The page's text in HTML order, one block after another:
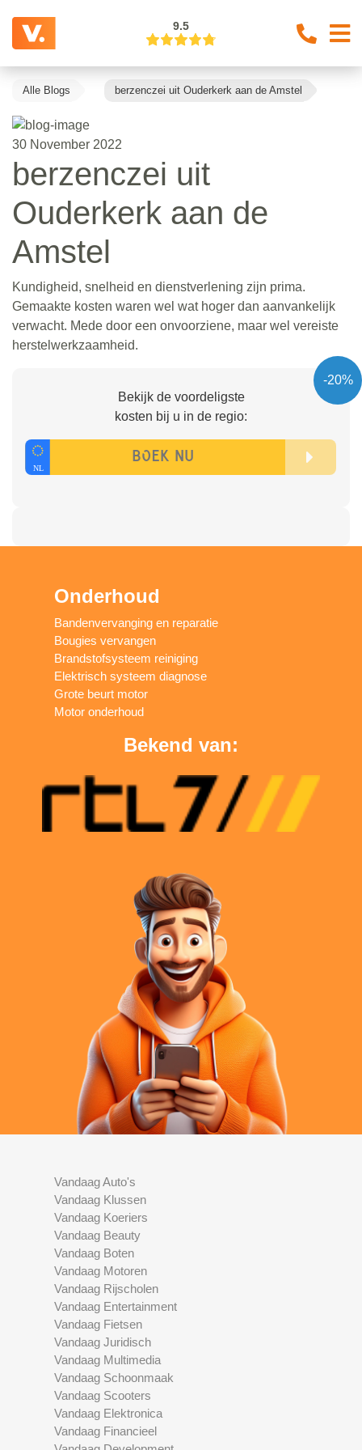
9.5
Alle Blogs berzenczei uit Ouderkerk aan de Amstel
30 November 2022
berzenczei uit
Ouderkerk aan de
Amstel
Kundigheid, snelheid en dienstverlening zijn prima.
Gemaakte kosten waren wel wat hoger dan aanvankelijk
verwacht. Mede door een onvoorziene, maar wel vereiste
herstelwerkzaamheid.
-20%
Bekijk de voordeligste
kosten bij u in de regio:
Onderhoud
Bandenvervanging en reparatie
Bougies vervangen
Brandstofsysteem reiniging
Elektrisch systeem diagnose
Grote beurt motor
Motor onderhoud
Bekend van:
Vandaag Auto's
Vandaag Klussen
Vandaag Koeriers
Vandaag Beauty
Vandaag Boten
Vandaag Motoren
Vandaag Rijscholen
Vandaag Entertainment
Vandaag Fietsen
Vandaag Juridisch
Vandaag Multimedia
Vandaag Schoonmaak
Vandaag Scooters
Vandaag Elektronica
Vandaag Financieel